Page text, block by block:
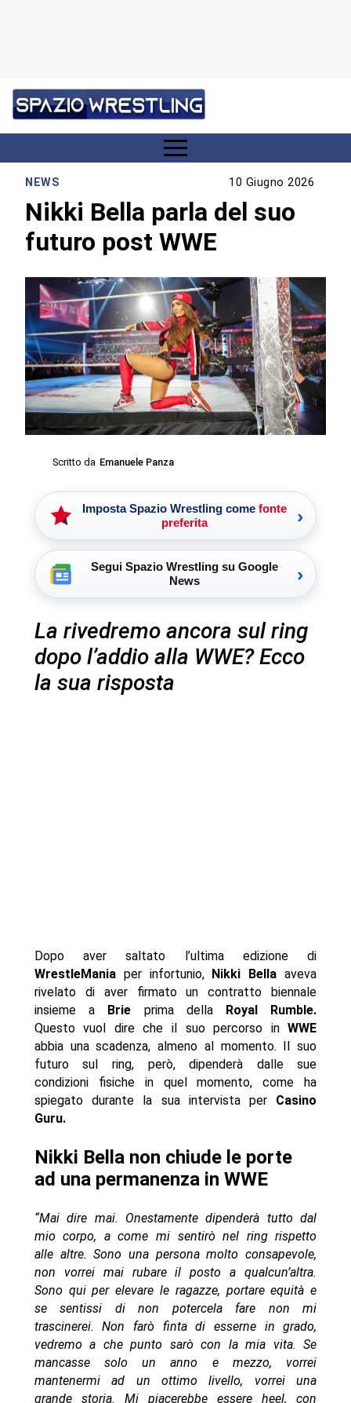
NEWS 10 Giugno 2026
Nikki Bella parla del suo
futuro post WWE
Scritto da Emanuele Panza
Imposta Spazio Wrestling come fonte
preferita
›
Segui Spazio Wrestling su Google
News
›
La rivedremo ancora sul ring
dopo l’addio alla WWE? Ecco
la sua risposta
Dopo aver saltato l’ultima edizione di
WrestleManiaper infortunio, Nikki Bella aveva
rivelato di aver firmato un contratto biennale
insieme a Brie prima dellaRoyal Rumble.
Questo vuol dire che il suo percorso inWWE
abbia una scadenza, almeno al momento. Il suo
futuro sul ring, però, dipenderà dalle sue
condizioni fisiche in quel momento, come ha
spiegato durante la sua intervista per Casino
Guru.
Nikki Bella non chiude le porte
ad una permanenza in WWE
“Mai dire mai. Onestamente dipenderà tutto dal
mio corpo, a come mi sentirò nel ring rispetto
alle altre. Sono una persona molto consapevole,
non vorrei mai rubare il posto a qualcun’altra.
Sono qui per elevare le ragazze, portare equità e
se sentissi di non potercela fare non mi
trascinerei. Non farò finta di esserne in grado,
vedremo a che punto sarò con la mia vita. Se
mancasse solo un anno e mezzo, vorrei
mantenermi ad un ottimo livello, vorrei una
grande storia. Mi piacerebbe essere heel, con